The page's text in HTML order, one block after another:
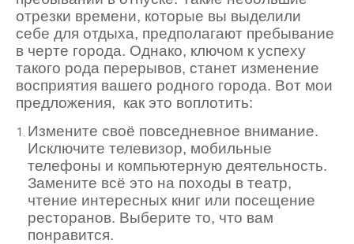
отрезки времени, которые вы выделили
себе для отдыха, предполагают пребывание
в черте города. Однако, ключом к успеху
такого рода перерывов, станет изменение
восприятия вашего родного города. Вот мои
предложения, как это воплотить:
Измените своё повседневное внимание.
Исключите телевизор, мобильные
телефоны и компьютерную деятельность.
Замените всё это на походы в театр,
чтение интересных книг или посещение
ресторанов. Выберите то, что вам
понравится.